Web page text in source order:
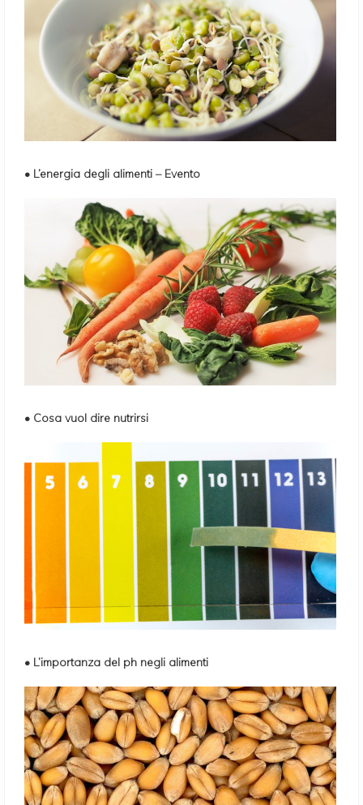
• L’energia degli alimenti – Evento
• Cosa vuol dire nutrirsi
• L’importanza del ph negli alimenti